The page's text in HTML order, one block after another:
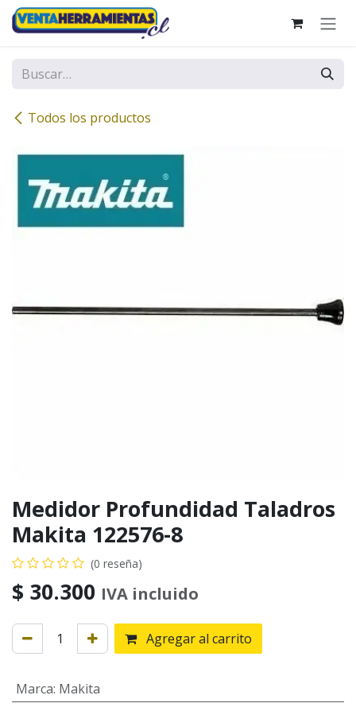
Ir al contenido
Todos los productos
Medidor Profundidad Taladros
Makita 122576-8
(0 reseña)
$ 30.300 IVA incluido
Agregar al carrito
Marca: Makita